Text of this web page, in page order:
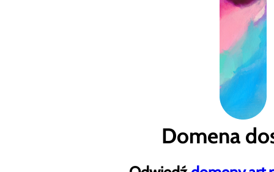
Domena